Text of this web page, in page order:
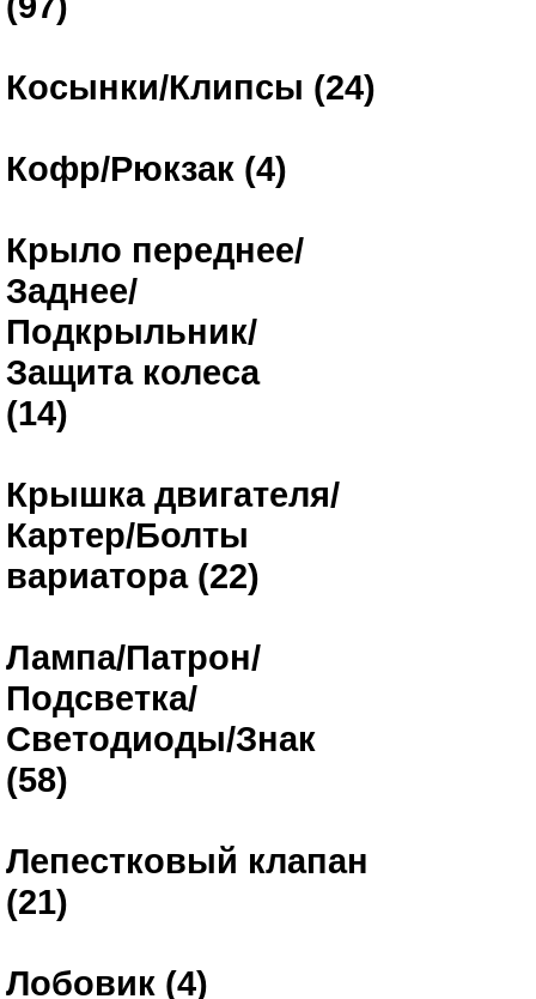
Косынки/Клипсы (24)
Кофр/Рюкзак (4)
Крыло переднее/
Заднее/
Подкрыльник/
Защита колеса
(14)
Крышка двигателя/
Картер/Болты
вариатора (22)
Лампа/Патрон/
Подсветка/
Светодиоды/Знак
(58)
Лепестковый клапан
(21)
Лобовик (4)